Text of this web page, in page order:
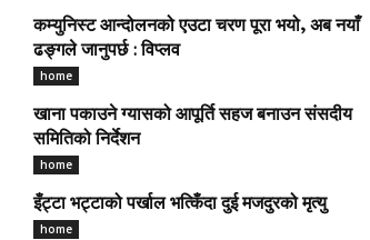
कम्युनिस्ट आन्दोलनको एउटा चरण पूरा भयो, अब नयाँ
ढङ्गले जानुपर्छ : विप्लव
home
खाना पकाउने ग्यासको आपूर्ति सहज बनाउन संसदीय
समितिको निर्देशन
home
इँट्टा भट्टाको पर्खाल भत्किँदा दुई मजदुरको मृत्यु
home